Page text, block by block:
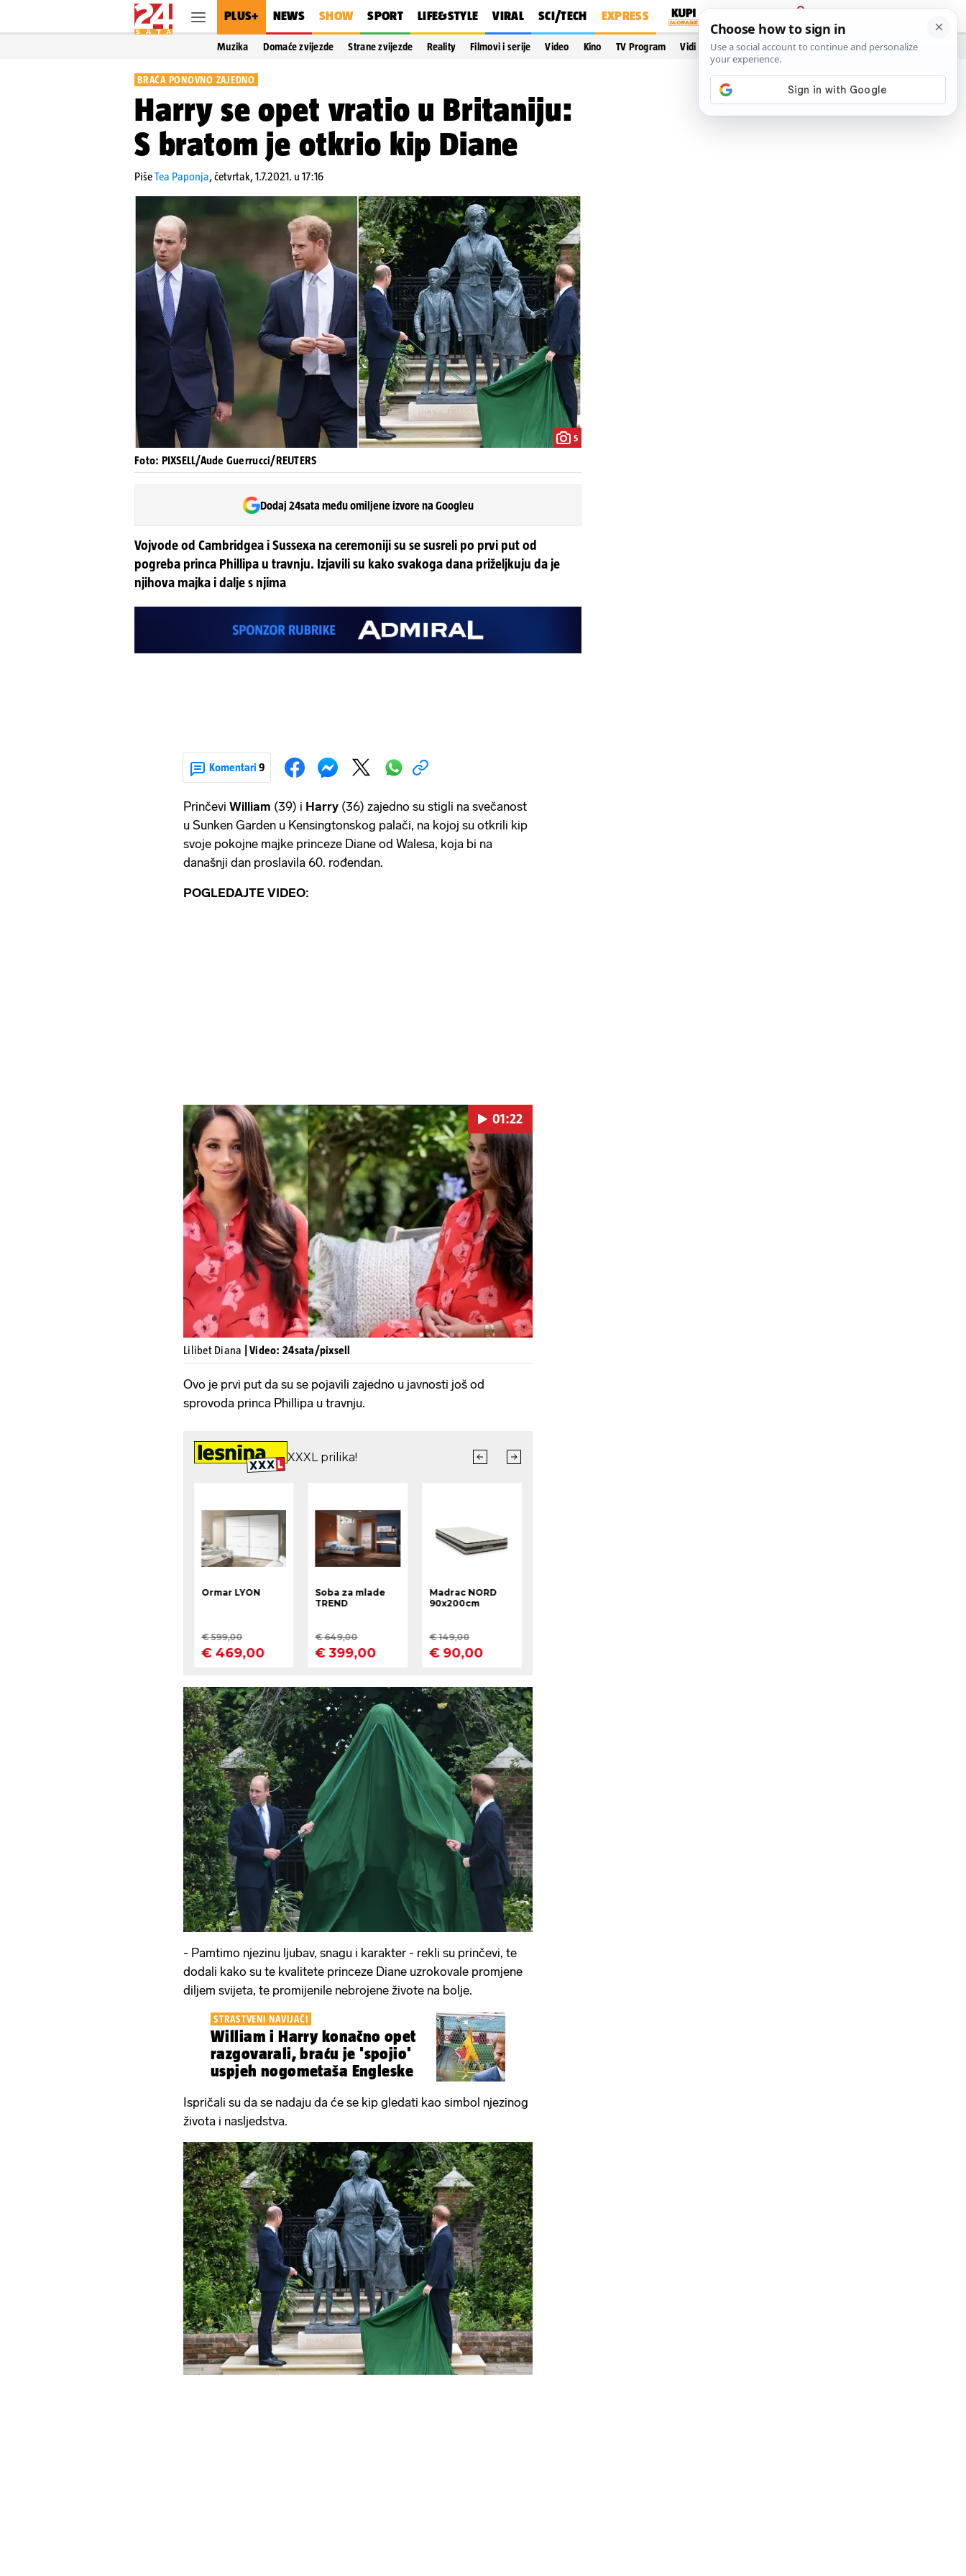
PLUS+ NEWS SHOW SPORT LIFE&STYLE VIRAL SCI/TECH EXPRESS
PRIJAVA
Muzika Domaće zvijezde Strane zvijezde Reality Filmovi i serije Video Kino TV Program Vidi još…
BRAĆA PONOVNO ZAJEDNO
Harry se opet vratio u Britaniju:
S bratom je otkrio kip Diane
PišeTea Paponja,četvrtak, 1.7.2021. u 17:16
5
Foto: PIXSELL/Aude Guerrucci/REUTERS
Dodaj 24sata među omiljene izvore na Googleu
Vojvode od Cambridgea i Sussexa na ceremoniji su se susreli po prvi put od
pogreba princa Phillipa u travnju. Izjavili su kako svakoga dana priželjkuju da je
njihova majka i dalje s njima
Komentari 9
Prinčevi William (39) i Harry (36) zajedno su stigli na svečanost
u Sunken Garden u Kensingtonskog palači, na kojoj su otkrili kip
svoje pokojne majke princeze Diane od Walesa, koja bi na
današnji dan proslavila 60. rođendan.
POGLEDAJTE VIDEO:
Pokretanje videa...
01:22
Lilibet Diana | Video: 24sata/pixsell
Ovo je prvi put da su se pojavili zajedno u javnosti još od
sprovoda princa Phillipa u travnju.
- Pamtimo njezinu ljubav, snagu i karakter - rekli su prinčevi, te
dodali kako su te kvalitete princeze Diane uzrokovale promjene
diljem svijeta, te promijenile nebrojene živote na bolje.
STRASTVENI NAVIJAČI
William i Harry konačno opet
razgovarali, braću je 'spojio'
uspjeh nogometaša Engleske
Ispričali su da se nadaju da će se kip gledati kao simbol njezinog
života i nasljedstva.